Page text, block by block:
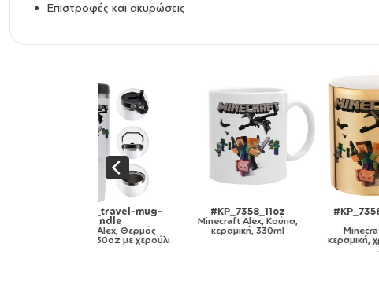
Επιστροφές και ακυρώσεις
#KP_7358_11oz
Minecraft Alex, Κούπα,
κεραμική, 330ml
#KP_7358_mug-mirror-
Minecraft Alex, Κούπα
κεραμική, χρυσή καθρέπτης,